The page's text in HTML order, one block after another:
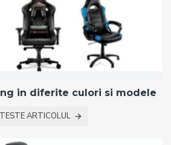
in diferite culori si modele
ARTICOLUL